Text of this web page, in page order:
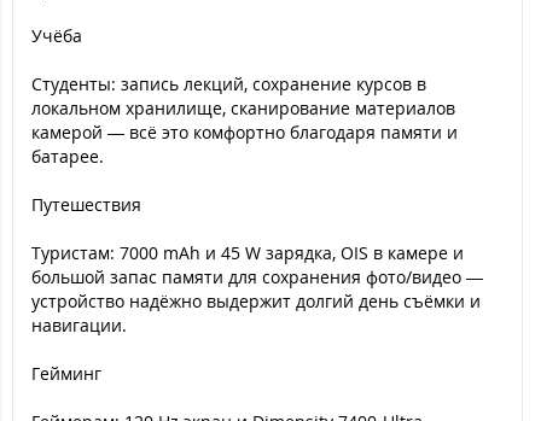
Учёба
Студенты: запись лекций, сохранение курсов в
локальном хранилище, сканирование материалов
камерой — всё это комфортно благодаря памяти и
батарее.
Путешествия
Туристам: 7000 mAh и 45 W зарядка, OIS в камере и
большой запас памяти для сохранения фото/видео —
устройство надёжно выдержит долгий день съёмки и
навигации.
Гейминг